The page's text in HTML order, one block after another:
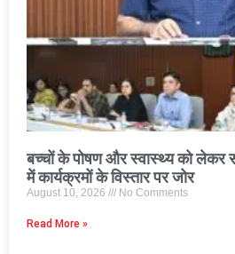
बच्चों के पोषण और स्वास्थ्य को लेकर
में कार्यक्रमों के विस्तार पर जोर
August 10, 2026 No Comments
Read More »